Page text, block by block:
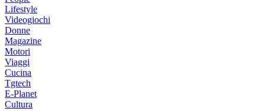
Lifestyle
Videogiochi
Donne
Magazine
Motori
Viaggi
Cucina
Tgtech
E-Planet
Cultura